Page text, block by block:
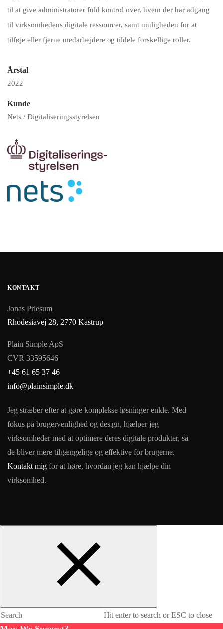
til at give administratorer fuld kontrol over, hvem der har adgang
til virksomhedens digitale ressourcer, samt muligheden for at
tilføje eller fjerne medarbejdere og tildele forskellige roller.
Årstal
2022
Kunde
Nets / Digitaliseringsstyrelsen
KONTAKT
Jonas Priesum
Rhodesiavej 28, 2770 Kastrup
Plain Simple ApS
CVR 33595646
+45 61 65 37 46
info@plainsimple.dk
Jeg stræber efter at gøre komplekse løsninger enkle. Med
fokus på brugervenlighed og design, hjælper jeg
virksomheder med at optimere deres digitale produkter, så
de bliver mere tilgængelige og effektive for brugerne.
Kontakt mig for at høre, hvordan jeg kan hjælpe din
virksomhed.
Hit enter to search or ESC to close